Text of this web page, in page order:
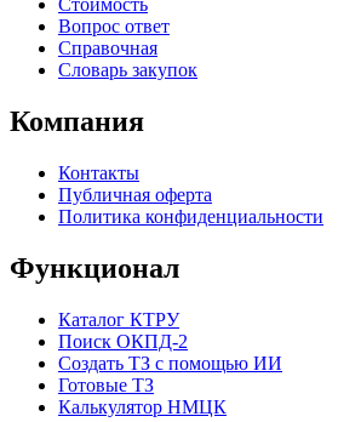
Стоимость
Вопрос ответ
Справочная
Словарь закупок
Компания
Контакты
Публичная оферта
Политика конфиденциальности
Функционал
Каталог КТРУ
Поиск ОКПД-2
Создать ТЗ с помощью ИИ
Готовые ТЗ
Калькулятор НМЦК